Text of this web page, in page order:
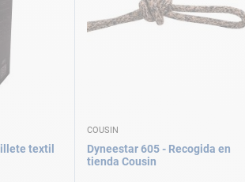
textil
COUSIN
Dyneestar 605 - Recogida en
tienda Cousin